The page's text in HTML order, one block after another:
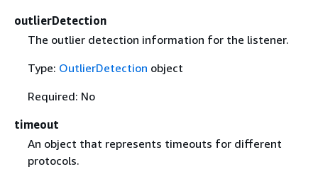
outlierDetection
The outlier detection information for the listener.
Type: OutlierDetection object
Required: No
timeout
An object that represents timeouts for different
protocols.